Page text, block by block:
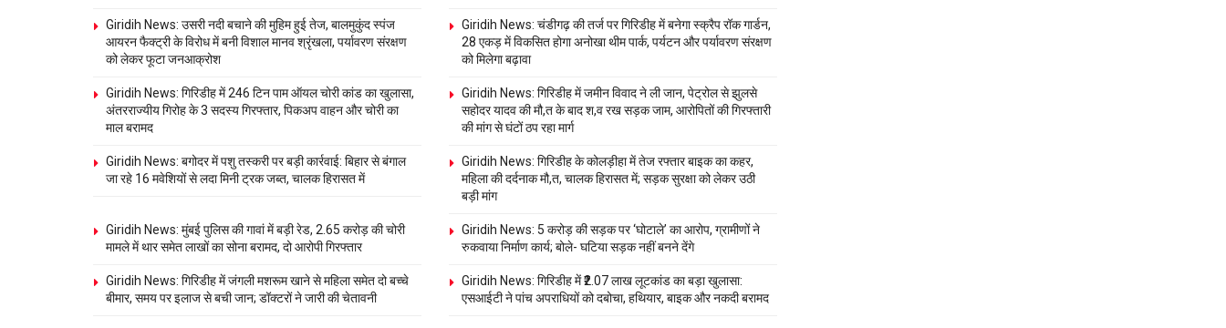
Giridih News: उसरी नदी बचाने की मुहिम हुई तेज, बालमुकुंद स्पंज
आयरन फैक्ट्री के विरोध में बनी विशाल मानव श्रृंखला, पर्यावरण संरक्षण
को लेकर फूटा जनआक्रोश
Giridih News: चंडीगढ़ की तर्ज पर गिरिडीह में बनेगा स्क्रैप रॉक गार्डन,
28 एकड़ में विकसित होगा अनोखा थीम पार्क, पर्यटन और पर्यावरण संरक्षण
को मिलेगा बढ़ावा
Giridih News: गिरिडीह में 246 टिन पाम ऑयल चोरी कांड का खुलासा,
अंतरराज्यीय गिरोह के 3 सदस्य गिरफ्तार, पिकअप वाहन और चोरी का
माल बरामद
Giridih News: गिरिडीह में जमीन विवाद ने ली जान, पेट्रोल से झुलसे
सहोदर यादव की मौ,त के बाद श,व रख सड़क जाम, आरोपितों की गिरफ्तारी
की मांग से घंटों ठप रहा मार्ग
Giridih News: बगोदर में पशु तस्करी पर बड़ी कार्रवाई: बिहार से बंगाल
जा रहे 16 मवेशियों से लदा मिनी ट्रक जब्त, चालक हिरासत में
Giridih News: गिरिडीह के कोलड़ीहा में तेज रफ्तार बाइक का कहर,
महिला की दर्दनाक मौ,त, चालक हिरासत में; सड़क सुरक्षा को लेकर उठी
बड़ी मांग
Giridih News: मुंबई पुलिस की गावां में बड़ी रेड, 2.65 करोड़ की चोरी
मामले में थार समेत लाखों का सोना बरामद, दो आरोपी गिरफ्तार
Giridih News: 5 करोड़ की सड़क पर ‘घोटाले’ का आरोप, ग्रामीणों ने
रुकवाया निर्माण कार्य; बोले- घटिया सड़क नहीं बनने देंगे
Giridih News: गिरिडीह में जंगली मशरूम खाने से महिला समेत दो बच्चे
बीमार, समय पर इलाज से बची जान; डॉक्टरों ने जारी की चेतावनी
Giridih News: गिरिडीह में ₹2.07 लाख लूटकांड का बड़ा खुलासा:
एसआईटी ने पांच अपराधियों को दबोचा, हथियार, बाइक और नकदी बरामद